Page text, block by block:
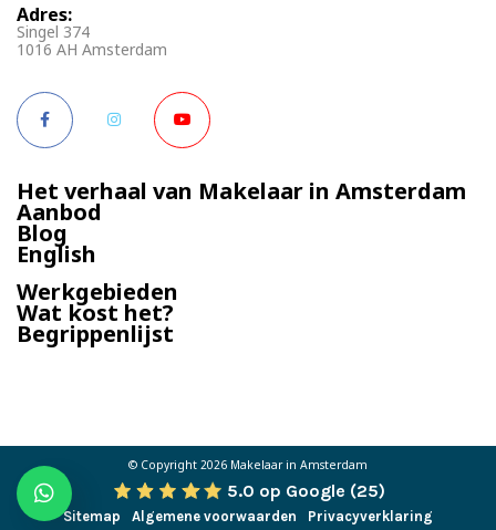
Adres:
Singel 374
1016 AH Amsterdam
Het verhaal van Makelaar in Amsterdam
Aanbod
Blog
English
Werkgebieden
Wat kost het?
Begrippenlijst
© Copyright 2026 Makelaar in Amsterdam
5.0 op Google (25)
Sitemap Algemene voorwaarden Privacyverklaring